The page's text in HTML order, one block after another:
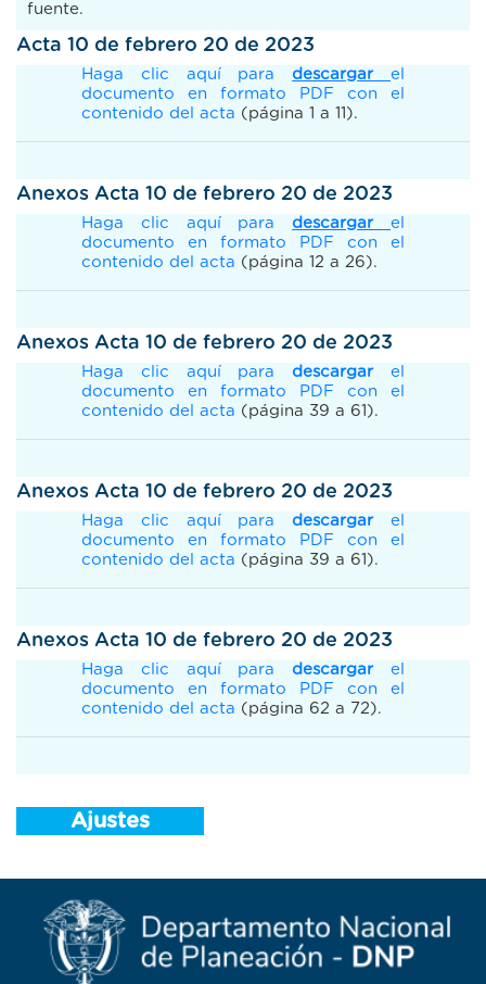
fuente.
Acta 10 de febrero 20 de 2023
Haga clic aquí paradescargarel
documento en formato PDF con el
contenido del acta (página 1 a 11).
Anexos Acta 10 de febrero 20 de 2023
Haga clic aquí paradescargarel
documento en formato PDF con el
contenido del acta (página 12 a 26).
Anexos Acta 10 de febrero 20 de 2023
Haga clic aquí paradescargarel
documento en formato PDF con el
contenido del acta (página 39 a 61).
Anexos Acta 10 de febrero 20 de 2023
Haga clic aquí paradescargarel
documento en formato PDF con el
contenido del acta (página 39 a 61).
Anexos Acta 10 de febrero 20 de 2023
Haga clic aquí paradescargarel
documento en formato PDF con el
contenido del acta (página 62 a 72).
Ajustes